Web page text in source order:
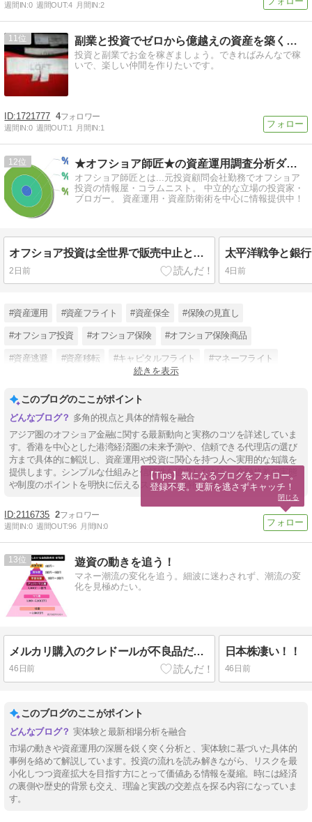
週間IN:0 週間OUT:4 月間IN:2
11 副業と投資でゼロから億越えの資産を築く方法
投資と副業でお金を稼ぎましょう。できればみんなで稼
いで、楽しい仲間を作りたいです。
1721777 4
週間IN:0 週間OUT:1 月間IN:1
12 ★オフショア師匠★の資産運用調査分析ダイアリー
オフショア師匠とは...元投資顧問会社勤務でオフショア
投資の情報屋・コラムニスト。 中立的な立場の投資家・
ブロガー。 資産運用・資産防衛術を中心に情報提供中！
オフショア投資は全世界で販売中止となるケースと日本人だけ契約不可となる2つのケースがある！購入できるうちに行動を早めるべし！
2日前 4日前
#資産運用 #資産フライト #資産保全 #保険の見直し
#オフショア投資 #オフショア保険 #オフショア保険商品
#資産逃避 #資産移転 #キャピタルフライト #マネーフライト
続きを表示
このブログのここがポイント
多角的視点と具体的情報を融合
アジア圏のオフショア金融に関する最新動向と実務のコツを詳述していま
す。香港を中心とした港湾経済圏の未来予測や、信頼できる代理店の選び
方まで具体的に解説し、資産運用や投資に関心を持つ人へ実用的な知識を
提供します。シンプルな仕組みと信頼性を追求しながら、金融格差の実態
や制度のポイントを明快に伝えるスタイルが特徴です。
2116735 2
週間IN:0 週間OUT:96 月間IN:0
13 遊資の動きを追う！
マネー潮流の変化を追う。細波に迷わされず、潮流の変
化を見極めたい。
メルカリ購入のクレドールが不良品だったこと。
46日前
日本株凄い！！
46日前
このブログのここがポイント
実体験と最新相場分析を融合
市場の動きや資産運用の深層を鋭く突く分析と、実体験に基づいた具体的
事例を絡めて解説しています。投資の流れを読み解きながら、リスクを最
小化しつつ資産拡大を目指す方にとって価値ある情報を凝縮。時には経済
の裏側や歴史的背景も交え、理論と実践の交差点を探る内容になっていま
す。
【Tips】気になるブログをフォロー。
登録不要。更新を逃さずキャッチ！
閉じる